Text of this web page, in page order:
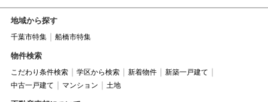
地域から探す
千葉市特集 船橋市特集
物件検索
こだわり条件検索 学区から検索 新着物件
新築一戸建て
中古一戸建て
マンション 土地